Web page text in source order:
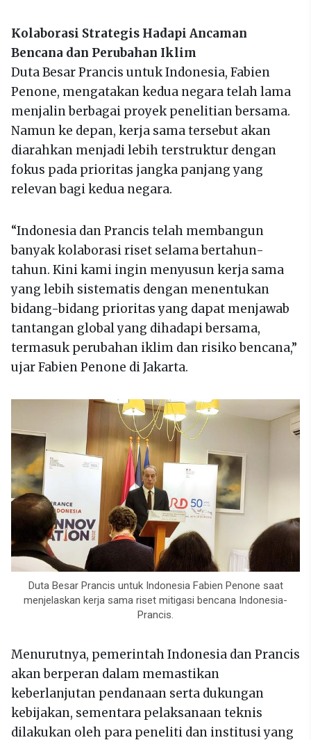
Kolaborasi Strategis Hadapi Ancaman
Bencana dan Perubahan Iklim
Duta Besar Prancis untuk Indonesia, Fabien
Penone, mengatakan kedua negara telah lama
menjalin berbagai proyek penelitian bersama.
Namun ke depan, kerja sama tersebut akan
diarahkan menjadi lebih terstruktur dengan
fokus pada prioritas jangka panjang yang
relevan bagi kedua negara.
“Indonesia dan Prancis telah membangun
banyak kolaborasi riset selama bertahun-
tahun. Kini kami ingin menyusun kerja sama
yang lebih sistematis dengan menentukan
bidang-bidang prioritas yang dapat menjawab
tantangan global yang dihadapi bersama,
termasuk perubahan iklim dan risiko bencana,”
ujar Fabien Penone di Jakarta.
Duta Besar Prancis untuk Indonesia Fabien Penone saat
menjelaskan kerja sama riset mitigasi bencana Indonesia-
Prancis.
Menurutnya, pemerintah Indonesia dan Prancis
akan berperan dalam memastikan
keberlanjutan pendanaan serta dukungan
kebijakan, sementara pelaksanaan teknis
dilakukan oleh para peneliti dan institusi yang